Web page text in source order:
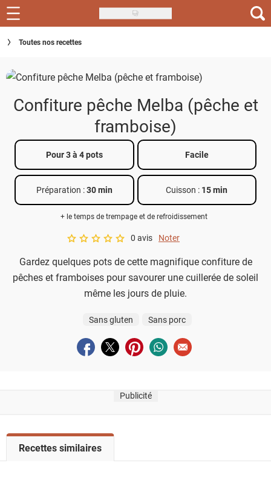
Skip
to
main
Recettes
Inspirations
Actus
Téléchargez l'app Saveurs Recettes
Index des recettes
Toutes nos recettes
Confiture pêche Melba (pêche et
framboise)
Pour 3 à 4 pots Facile
Préparation :30 min Cuisson : 15 min
+ le temps de trempage et de refroidissement
A star rating of 0 out of 5.
0 avis Noter
Gardez quelques pots de cette magnifique confiture de
pêches et framboises pour savourer une cuillerée de soleil
même les jours de pluie.
Sans gluten Sans porc
Partager sur facebook
Partager sur twitter
Partager sur pinterest
Partager sur whatsapp
Envoyer à un ami
Publicité
o
Recettes similaires